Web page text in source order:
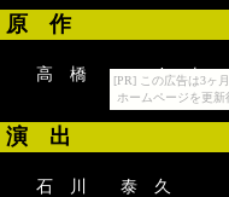
[PR] この広告は3ヶ
ホームページを更
原 作
高 橋 い さ を
演 出
石 川 泰 久